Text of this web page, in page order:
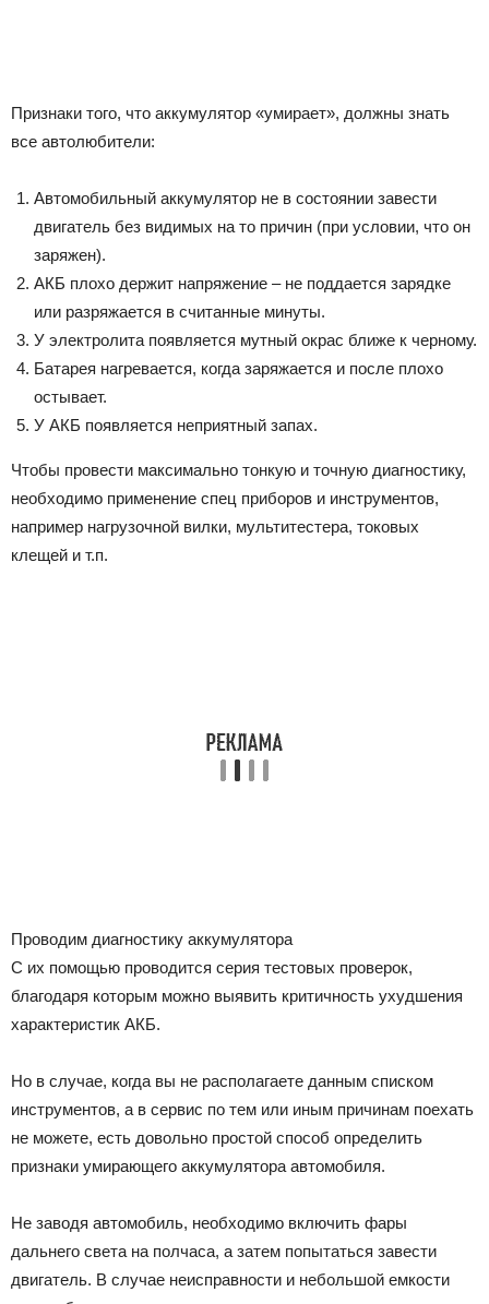
Признаки того, что аккумулятор «умирает», должны знать
все автолюбители:
Автомобильный аккумулятор не в состоянии завести
двигатель без видимых на то причин (при условии, что он
заряжен).
АКБ плохо держит напряжение – не поддается зарядке
или разряжается в считанные минуты.
У электролита появляется мутный окрас ближе к черному.
Батарея нагревается, когда заряжается и после плохо
остывает.
У АКБ появляется неприятный запах.
Чтобы провести максимально тонкую и точную диагностику,
необходимо применение спец приборов и инструментов,
например нагрузочной вилки, мультитестера, токовых
клещей и т.п.
Проводим диагностику аккумулятора
С их помощью проводится серия тестовых проверок,
благодаря которым можно выявить критичность ухудшения
характеристик АКБ.
Но в случае, когда вы не располагаете данным списком
инструментов, а в сервис по тем или иным причинам поехать
не можете, есть довольно простой способ определить
признаки умирающего аккумулятора автомобиля.
Не заводя автомобиль, необходимо включить фары
дальнего света на полчаса, а затем попытаться завести
двигатель. В случае неисправности и небольшой емкости